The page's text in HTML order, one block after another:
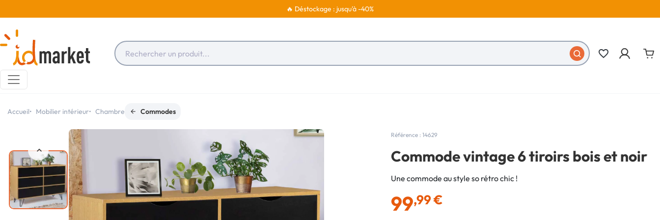
🔥 Déstockage : jusqu'à -40%
favorite_border
Accueil Mobilier intérieur Chambre Commodes
Référence : 14629
Commode vintage 6 tiroirs bois et noir
Une commode au style so rétro chic !
99,99 €